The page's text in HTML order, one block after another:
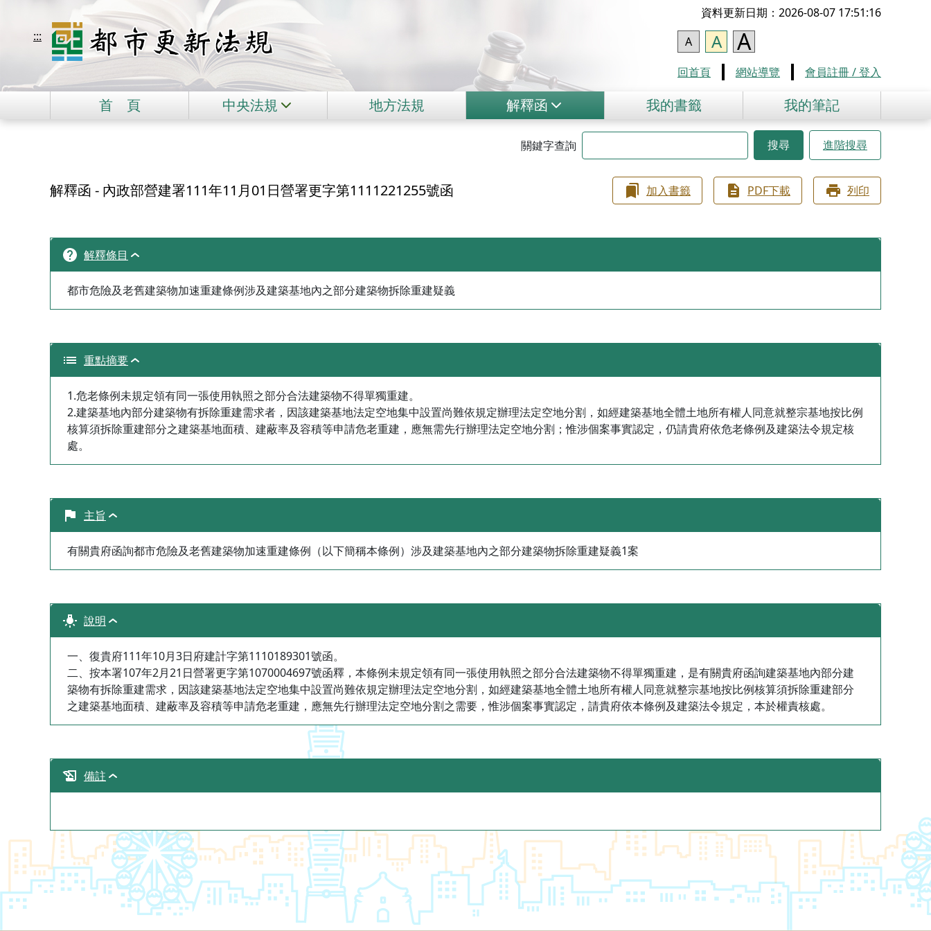
:::
都市更新法規
資料更新日期：2026-08-07 17:51:16
A
A A
回首頁 網站導覽 會員註冊 / 登入
首 頁 中央法規 地方法規 解釋函 我的書籤 我的筆記
關鍵字查詢 搜尋 進階搜尋
解釋函 - 內政部營建署111年11月01日營署更字第1111221255號函 加入書籤 PDF下載 列印
解釋條目
都市危險及老舊建築物加速重建條例涉及建築基地內之部分建築物拆除重建疑義
重點摘要
1.危老條例未規定領有同一張使用執照之部分合法建築物不得單獨重建。
2.建築基地內部分建築物有拆除重建需求者，因該建築基地法定空地集中設置尚難依規定辦理法定空地分割，如經建築基地全體土地所有權人同意就整宗基地按比例
核算須拆除重建部分之建築基地面積、建蔽率及容積等申請危老重建，應無需先行辦理法定空地分割；惟涉個案事實認定，仍請貴府依危老條例及建築法令規定核
處。
主旨
有關貴府函詢都市危險及老舊建築物加速重建條例（以下簡稱本條例）涉及建築基地內之部分建築物拆除重建疑義1案
說明
一、復貴府111年10月3日府建計字第1110189301號函。
二、按本署107年2月21日營署更字第1070004697號函釋，本條例未規定領有同一張使用執照之部分合法建築物不得單獨重建，是有關貴府函詢建築基地內部分建
築物有拆除重建需求，因該建築基地法定空地集中設置尚難依規定辦理法定空地分割，如經建築基地全體土地所有權人同意就整宗基地按比例核算須拆除重建部分
之建築基地面積、建蔽率及容積等申請危老重建，應無先行辦理法定空地分割之需要，惟涉個案事實認定，請貴府依本條例及建築法令規定，本於權責核處。
備註